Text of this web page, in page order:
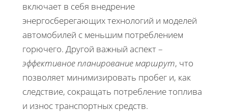
включает в себя внедрение
энергосберегающих технологий и моделей
автомобилей с меньшим потреблением
горючего. Другой важный аспект –
эффективное планирование маршрут, что
позволяет минимизировать пробег и, как
следствие, сокращать потребление топлива
и износ транспортных средств.